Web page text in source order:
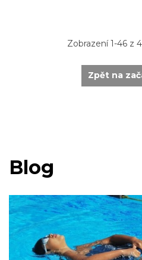
Zobrazení 1-46 z
Zpět na
Blog